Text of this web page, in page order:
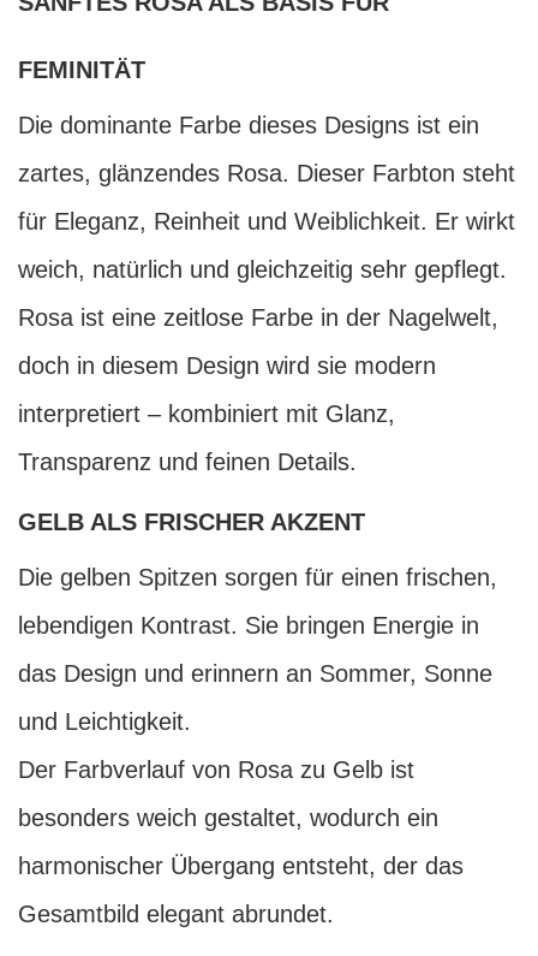
FEMINITÄT
Die dominante Farbe dieses Designs ist ein
zartes, glänzendes Rosa. Dieser Farbton steht
für Eleganz, Reinheit und Weiblichkeit. Er wirkt
weich, natürlich und gleichzeitig sehr gepflegt.
Rosa ist eine zeitlose Farbe in der Nagelwelt,
doch in diesem Design wird sie modern
interpretiert – kombiniert mit Glanz,
Transparenz und feinen Details.
GELB ALS FRISCHER AKZENT
Die gelben Spitzen sorgen für einen frischen,
lebendigen Kontrast. Sie bringen Energie in
das Design und erinnern an Sommer, Sonne
und Leichtigkeit.
Der Farbverlauf von Rosa zu Gelb ist
besonders weich gestaltet, wodurch ein
harmonischer Übergang entsteht, der das
Gesamtbild elegant abrundet.